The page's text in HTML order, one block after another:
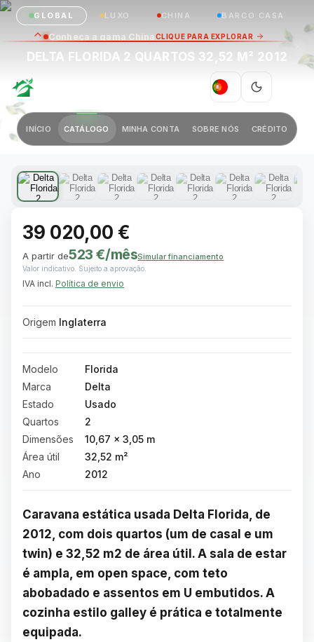
GLOBAL LUXO CHINA BARCO CASA
PT
INÍCIO CATÁLOGO MINHA CONTA SOBRE NÓS CRÉDITO
DELTA FLORIDA 2 QUARTOS 32,52 M² 2012
1 / 10
39 020,00 €
A partir de523 €/mêsSimular financiamento
Valor indicativo. Sujeito a aprovação.
IVA incl. Política de envio
Origem Inglaterra
Modelo
Florida
Marca
Delta
Estado
Usado
Quartos
2
Dimensões
10,67 × 3,05 m
Área útil
32,52 m²
Ano
2012
Caravana estática usada Delta Florida, de
2012, com dois quartos (um de casal e um
twin) e 32,52 m2 de área útil. A sala de estar
é ampla, em open space, com teto
abobadado e assentos em U embutidos. A
cozinha estilo galley é prática e totalmente
equipada.
Conheça a gama ChinaCLIQUE PARA EXPLORAR